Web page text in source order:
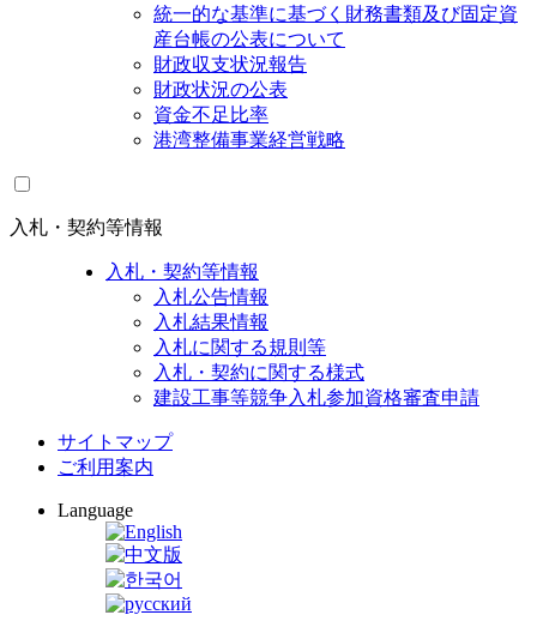
統一的な基準に基づく財務書類及び固定資
産台帳の公表について
財政収支状況報告
財政状況の公表
資金不足比率
港湾整備事業経営戦略
入札・契約等情報
入札・契約等情報
入札公告情報
入札結果情報
入札に関する規則等
入札・契約に関する様式
建設工事等競争入札参加資格審査申請
サイトマップ
ご利用案内
Language